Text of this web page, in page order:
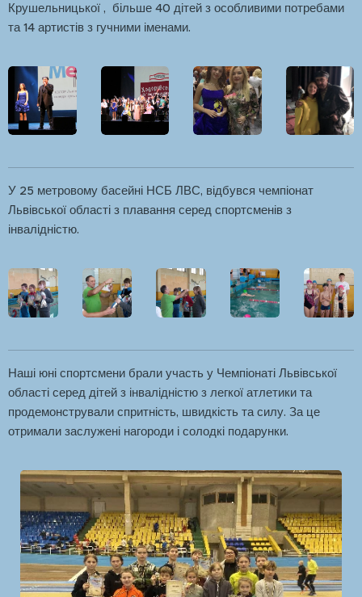
Крушельницької , більше 40 дітей з особливими потребами
та 14 артистів з гучними іменами.
У 25 метровому басейні НСБ ЛВС, відбувся чемпіонат
Львівської області з плавання серед спортсменів з
інвалідністю.
Наші юні спортсмени брали участь у Чемпіонаті Львівської
області серед дітей з інвалідністю з легкої атлетики та
продемонстрували спритність, швидкість та силу. За це
отримали заслужені нагороди і солодкі подарунки.